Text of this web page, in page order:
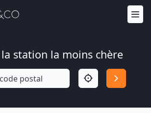
station la moins chère